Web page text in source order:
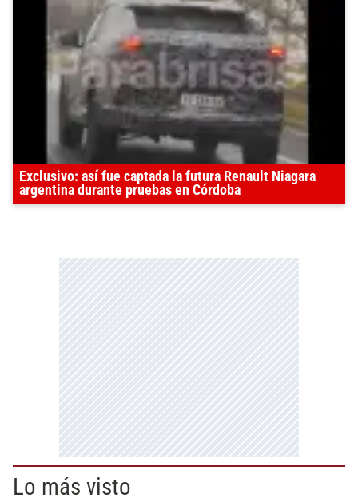
Exclusivo: así fue captada la futura Renault Niagara
argentina durante pruebas en Córdoba
Lo más visto